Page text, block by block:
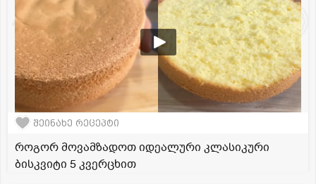
შეინახე რეცეპტი
როგორ მოვამზადოთ იდეალური კლასიკური
ბისკვიტი 5 კვერცხით